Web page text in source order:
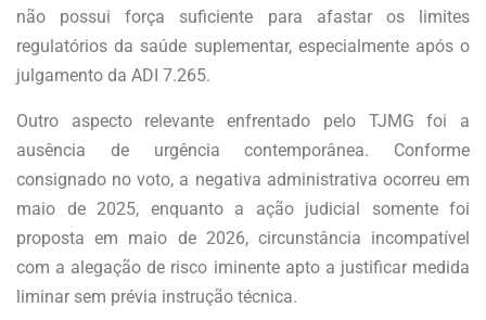
não possui força suficiente para afastar os limites
regulatórios da saúde suplementar, especialmente após o
julgamento da ADI 7.265.
Outro aspecto relevante enfrentado pelo TJMG foi a
ausência de urgência contemporânea. Conforme
consignado no voto, a negativa administrativa ocorreu em
maio de 2025, enquanto a ação judicial somente foi
proposta em maio de 2026, circunstância incompatível
com a alegação de risco iminente apto a justificar medida
liminar sem prévia instrução técnica.